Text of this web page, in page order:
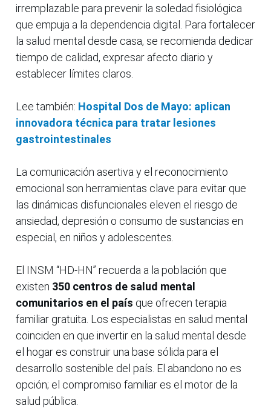
irremplazable para prevenir la soledad fisiológica
que empuja a la dependencia digital. Para fortalecer
la salud mental desde casa, se recomienda dedicar
tiempo de calidad, expresar afecto diario y
establecer límites claros.
Lee también: Hospital Dos de Mayo: aplican
innovadora técnica para tratar lesiones
gastrointestinales
La comunicación asertiva y el reconocimiento
emocional son herramientas clave para evitar que
las dinámicas disfuncionales eleven el riesgo de
ansiedad, depresión o consumo de sustancias en
especial, en niños y adolescentes.
El INSM “HD-HN” recuerda a la población que
existen 350 centros de salud mental
comunitarios en el país que ofrecen terapia
familiar gratuita. Los especialistas en salud mental
coinciden en que invertir en la salud mental desde
el hogar es construir una base sólida para el
desarrollo sostenible del país. El abandono no es
opción; el compromiso familiar es el motor de la
salud pública.